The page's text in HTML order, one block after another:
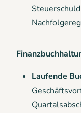
Laufende